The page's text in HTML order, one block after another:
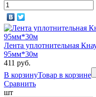
Лента уплотнительная
95мм*30м
411 руб.
В корзинуТовар в корзине
Сравнить
шт